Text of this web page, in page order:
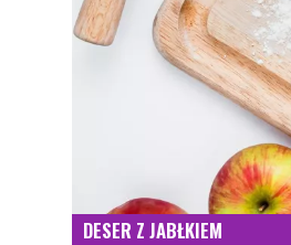
DESER Z JABŁKIEM